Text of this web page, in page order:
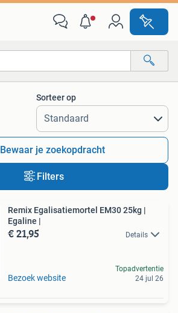
Alle afstanden…
Sorteer op
Bewaar je zoekopdracht
Filters
Remix Egalisatiemortel EM30 25kg |
Egaline |
€ 21,95 Details
Bezoek website
Topadvertentie
24 jul 26